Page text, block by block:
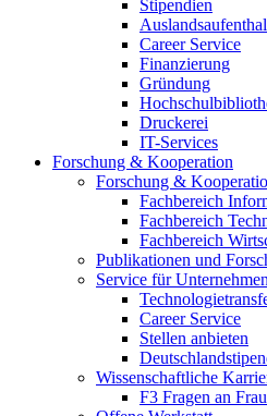
Stipendien
Career Service
Finanzierung
Gründung
Druckerei
IT-Services
Forschung & Kooperation
Forschung &
Fachbereich
Fachbereich
Fachbereich
Publikationen und
Service für Unternehmen
Career Service
Stellen anbieten
Wissenschaftliche
F3 Fragen an